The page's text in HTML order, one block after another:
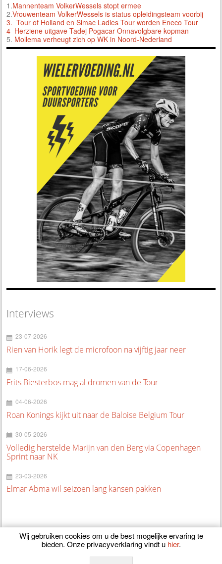
1.Mannenteam VolkerWessels stopt ermee
2.Vrouwenteam VolkerWessels is status opleidingsteam voorbij
3. Tour of Holland en Simac Ladies Tour worden Eneco Tour
4 Herziene uitgave Tadej Pogacar Onnavolgbare kopman
5. Mollema verheugt zich op WK in Noord-Nederland
Interviews
23-07-2026
Rien van Horik legt de microfoon na vijftig jaar neer
17-06-2026
Frits Biesterbos mag al dromen van de Tour
04-06-2026
Roan Konings kijkt uit naar de Baloise Belgium Tour
30-05-2026
Volledig herstelde Marijn van den Berg via Copenhagen
Sprint naar NK
23-03-2026
Elmar Abma wil seizoen lang kansen pakken
Wij gebruiken cookies om u de best mogelijke ervaring te
bieden. Onze privacyverklaring vindt u hier.